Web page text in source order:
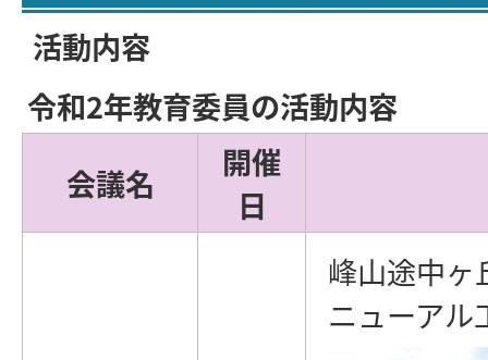
活動内容
令和2年教育委員の活動内容
会議名
開催
日
峰山途中ヶ
ニューアル